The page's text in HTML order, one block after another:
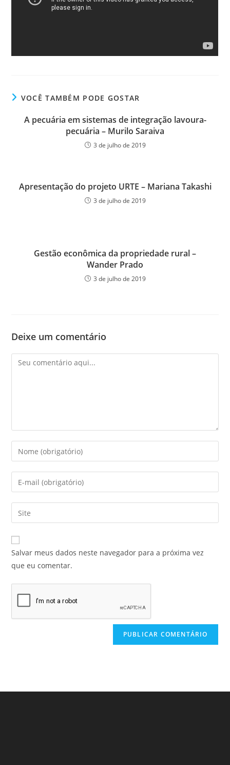
VOCÊ TAMBÉM PODE GOSTAR
A pecuária em sistemas de integração lavoura-
pecuária – Murilo Saraiva
3 de julho de 2019
Apresentação do projeto URTE – Mariana Takashi
3 de julho de 2019
Gestão econômica da propriedade rural –
Wander Prado
3 de julho de 2019
Deixe um comentário
Salvar meus dados neste navegador para a próxima vez
que eu comentar.